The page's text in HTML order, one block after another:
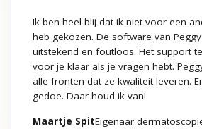
Ik ben heel blij dat ik niet voor een
heb gekozen. De software van
uitstekend en foutloos. Het support
voor je klaar als je vragen hebt.
alle fronten dat ze kwaliteit leveren.
gedoe. Daar houd ik van!
Maartje SpitEigenaar